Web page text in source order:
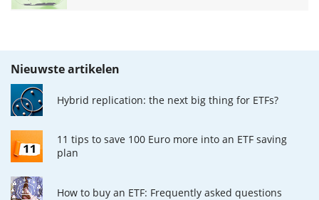
Nieuwste artikelen
Hybrid replication: the next big thing for ETFs?
11 tips to save 100 Euro more into an ETF saving
plan
How to buy an ETF: Frequently asked questions